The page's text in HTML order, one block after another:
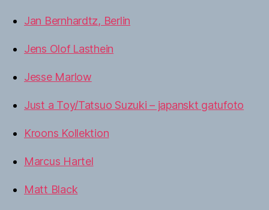
Jan Bernhardtz, Berlin
Jens Olof Lasthein
Jesse Marlow
Just a Toy/Tatsuo Suzuki – japanskt gatufoto
Kroons Kollektion
Marcus Hartel
Matt Black